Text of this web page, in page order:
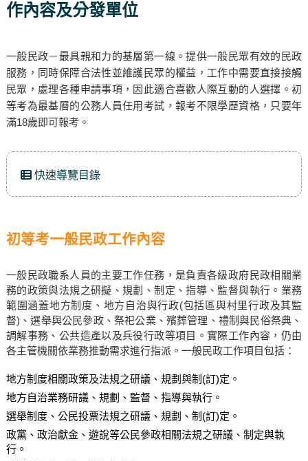
作內容及分發單位
一般民政－最具親和力的基層第一線。提供一般民眾有效的民政
服務，同時保障合法性並維護民眾的權益，工作中需要直接接觸
民眾，處理各種申請事項，因此適合喜歡人際互動的人選擇。初
等考為最基層的公務人員任用考試，報考不限學歷資格，只要年
滿18歲即可報考。
快速導覽目錄
初等考一般民政工作內容
一般民政職系人員的主要工作任務，是負責各級政府民政相關業
務的政策與法規之研擬、規劃、制定、指導、監督與執行。業務
範圍涵蓋地方制度、地方自治與行政(包括區與村里行政及其監
督)、選舉與公民參政、祭祀公業、殯葬管理、禮制與民俗祭典、
調解事務、公共造產以及兵役行政等項目。實際工作內容，仍由
各主管機關依業務推動需求進行指派。一般民政工作項目包括：
地方制度相關政策及法規之研議、規劃與制(訂)定。
地方自治業務研議、規劃、監督、指導與執行。
選舉制度、公民投票法規之研議、規劃、制(訂)定。
政黨、政治獻金、遊說等公民參政相關法規之研議、制定與執
行。